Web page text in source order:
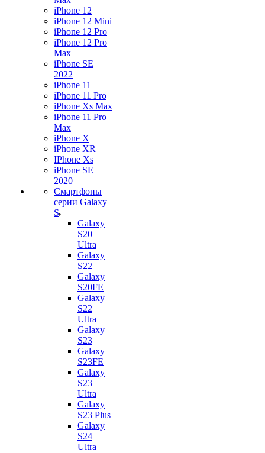
iPhone 12
iPhone 12 Mini
iPhone 12 Pro
iPhone 12 Pro
Max
iPhone SE
2022
iPhone 11
iPhone 11 Pro
iPhone Xs Max
iPhone 11 Pro
Max
iPhone X
iPhone XR
IPhone Xs
iPhone SE
2020
Смартфоны
серии Galaxy
S
Galaxy
S20
Ultra
Galaxy
S22
Galaxy
S20FE
Galaxy
S22
Ultra
Galaxy
S23
Galaxy
S23FE
Galaxy
S23
Ultra
Galaxy
S23 Plus
Galaxy
S24
Ultra